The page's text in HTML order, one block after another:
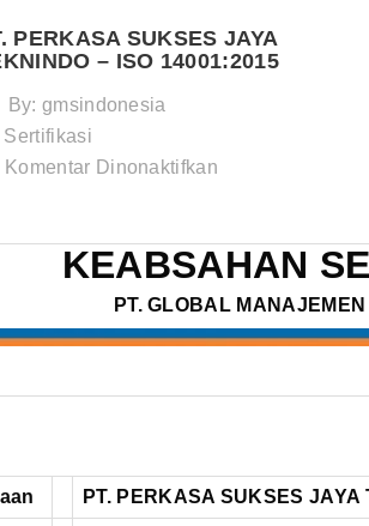
PERKASA SUKSES JAYA
– ISO 14001:2015
By: gmsindonesia
Sertifikasi
Komentar Dinonaktifkan
SUKSES
–
KEABSAHAN
PT. GLOBAL
PT. PERKASA SUKSES JAYA